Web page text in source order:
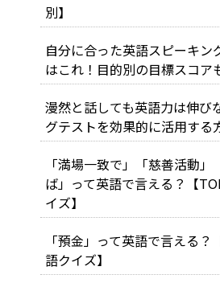
別】
自分に合った英語スピーキン
はこれ！目的別の目標スコア
漫然と話しても英語力は伸び
グテストを効果的に活用する
「満場一致で」「慈善活動
ば」って英語で言える？【
イズ】
「預金」って英語で言える？
語クイズ】